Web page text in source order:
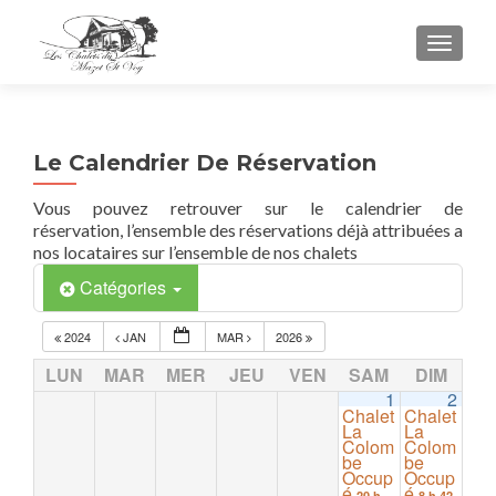
Le Calendrier De Réservation
Vous pouvez retrouver sur le calendrier de
réservation, l’ensemble des réservations déjà attribuées a
nos locataires sur l’ensemble de nos chalets
Catégories
2024 JAN MAR 2026
LUN MAR MER JEU VEN SAM
DIM
1
Chalet
La
Colom
be
Occup
2
Chalet
La
Colom
be
Occup